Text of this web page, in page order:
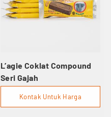
L’agie Coklat Compound
Seri Gajah
Kontak Untuk Harga